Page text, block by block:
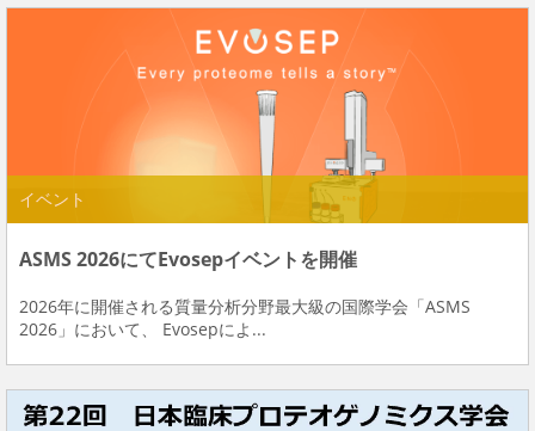
イベント
ASMS 2026にてEvosepイベントを開催
2026年に開催される質量分析分野最大級の国際学会「ASMS
2026」において、 Evosepによ...